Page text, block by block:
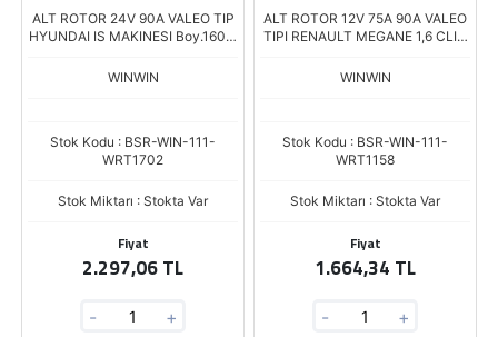
ALT ROTOR 24V 90A VALEO TIP
HYUNDAI IS MAKINESI Boy.160,0
WINWIN
Stok Kodu : BSR-WIN-111-
WRT1702
Stok Miktarı : Stokta Var
Fiyat
2.297,06 TL
- +
ALT ROTOR 12V 75A 90A VALEO
TIPI RENAULT MEGANE 1,6 CLIO
WINWIN
Stok Kodu : BSR-WIN-111-
WRT1158
Stok Miktarı : Stokta Var
Fiyat
1.664,34 TL
- +